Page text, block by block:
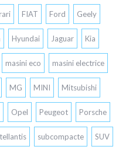
FIAT Ford Geely
Hyundai Jaguar Kia
masini eco masini electrice
MG MINI Mitsubishi
Opel Peugeot Porsche
subcompacte SUV